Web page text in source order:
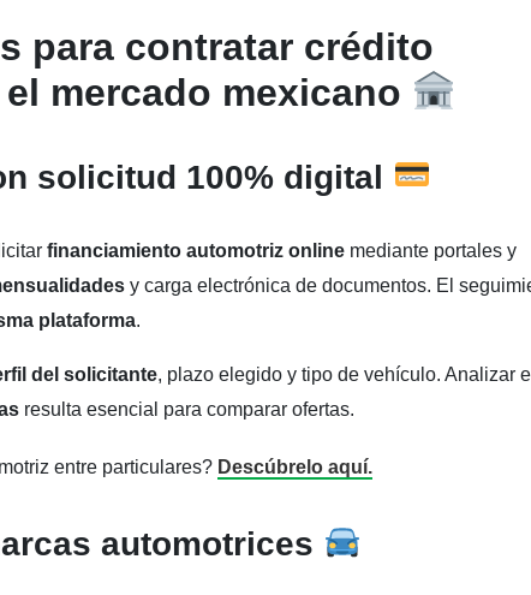
para contratar crédito
mercado mexicano
solicitud 100% digital
financiamiento automotriz online mediante portales y
y carga electrónica de documentos. El
plataforma.
del solicitante, plazo elegido y tipo de vehículo. Analizar
resulta esencial para comparar ofertas.
entre particulares? Descúbrelo aquí.
automotrices